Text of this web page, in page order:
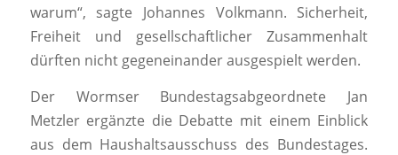
warum“, sagte Johannes Volkmann. Sicherheit,
Freiheit und gesellschaftlicher Zusammenhalt
dürften nicht gegeneinander ausgespielt werden.
Der Wormser Bundestagsabgeordnete Jan
Metzler ergänzte die Debatte mit einem Einblick
aus dem Haushaltsausschuss des Bundestages.